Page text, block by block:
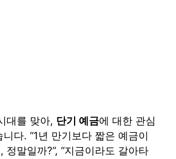
대를 맞아, 단기 예금에 대한 관심
다. “1년 만기보다 짧은 예금이
정말일까?”, “지금이라도 갈아타